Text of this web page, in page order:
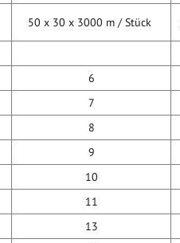
50 x 30 x 3000 m / Stück
6
7
8
9
10
11
13